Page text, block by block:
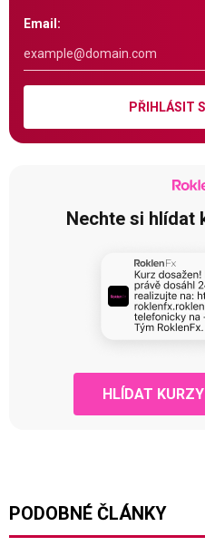
Email:
PŘIHLÁSIT
Nechte si hlídat
HLÍDAT
PODOBNÉ ČLÁNKY